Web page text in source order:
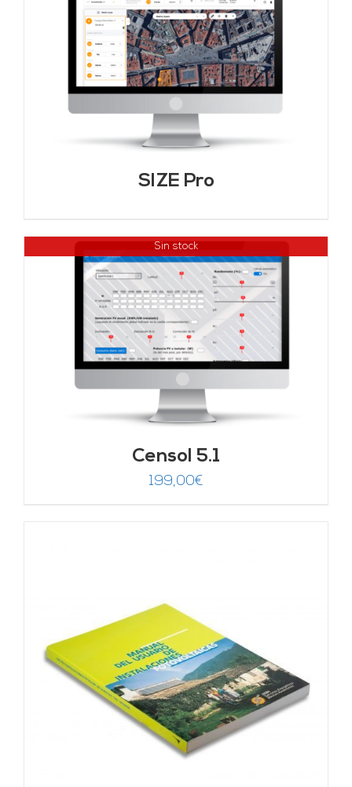
SIZE Pro
Sin stock
Censol 5.1
199,00€